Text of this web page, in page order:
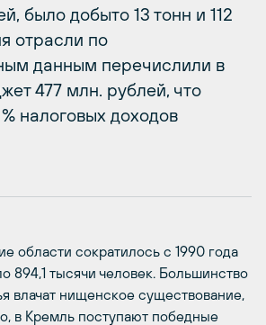
было добыто 13 тонн и 112
отрасли по
данным перечислили в
477 млн. рублей, что
налоговых доходов
области сократилось с 1990 года
894,1 тысячи человек. Большинство
влачат нищенское существование,
в Кремль поступают победные